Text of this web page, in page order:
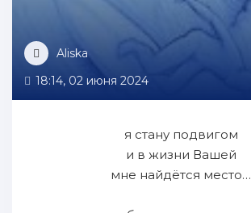
Aliska
18:14, 02 июня 2024
я стану подвигом
и в жизни Вашей
мне найдётся место…